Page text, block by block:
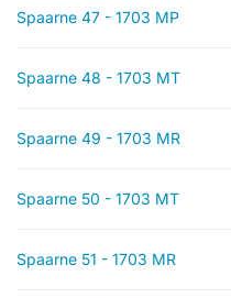
Spaarne 47 - 1703 MP
Spaarne 48 - 1703 MT
Spaarne 49 - 1703 MR
Spaarne 50 - 1703 MT
Spaarne 51 - 1703 MR